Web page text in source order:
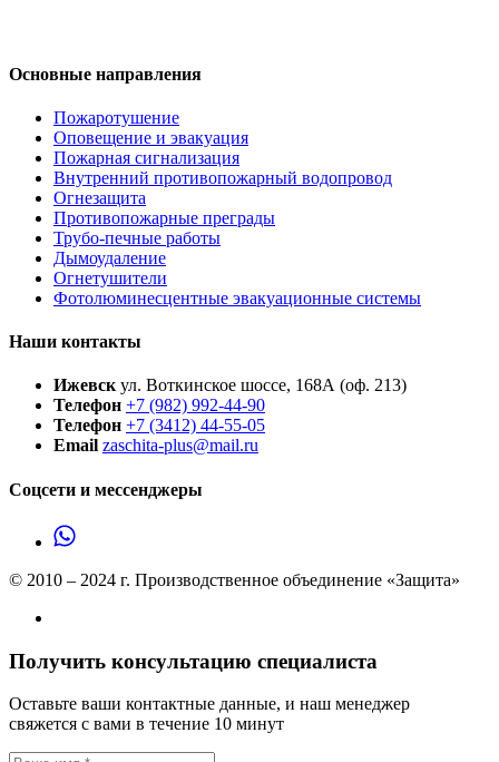
Основные направления
Пожаротушение
Оповещение и эвакуация
Пожарная сигнализация
Внутренний противопожарный водопровод
Огнезащита
Противопожарные преграды
Трубо-печные работы
Дымоудаление
Огнетушители
Фотолюминесцентные эвакуационные системы
Наши контакты
Ижевск ул. Воткинское шоссе, 168А (оф. 213)
Телефон +7 (982) 992-44-90
Телефон +7 (3412) 44-55-05
Email zaschita-plus@mail.ru
Соцсети и мессенджеры
© 2010 – 2024 г. Производственное объединение «Защита»
Получить консультацию специалиста
Оставьте ваши контактные данные, и наш менеджер
свяжется с вами в течение 10 минут